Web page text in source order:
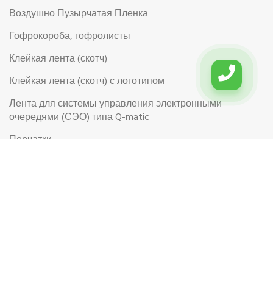
Воздушно Пузырчатая Пленка
Гофрокороба, гофролисты
Клейкая лента (скотч)
Клейкая лента (скотч) с логотипом
Лента для системы управления электронными
очередями (СЭО) типа Q-matic
Перчатки